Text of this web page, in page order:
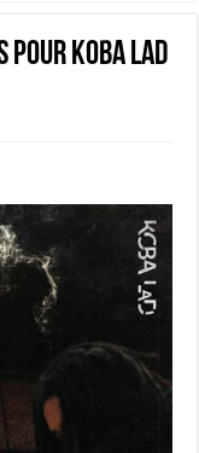
pour Koba Lad